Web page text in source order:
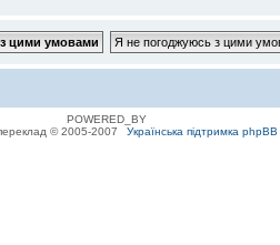
POWERED_BY
© 2005-2007
Українська підтримка phpBB